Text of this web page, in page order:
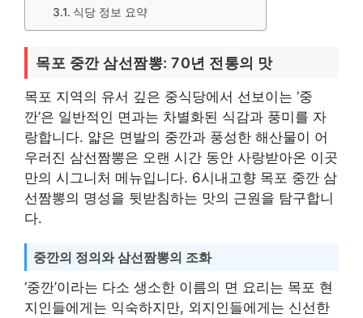
식당 정보 요약
목포 중깐 삼선짬뽕: 70년 전통의 맛
목포 지역의 유서 깊은 중식당에서 선보이는 ‘중
깐’은 일반적인 면과는 차별화된 식감과 풍미를 자
랑합니다. 얇은 면발의 중깐과 풍성한 해산물이 어
우러진 삼선짬뽕은 오랜 시간 동안 사랑받아온 이곳
만의 시그니처 메뉴입니다. 6시내고향 목포 중깐 삼
선짬뽕의 명성을 뒷받침하는 맛의 근원을 탐구합니
다.
중깐의 정의와 삼선짬뽕의 조화
‘중깐’이라는 다소 생소한 이름의 면 요리는 목포 현
지인들에게는 익숙하지만, 외지인들에게는 신선한